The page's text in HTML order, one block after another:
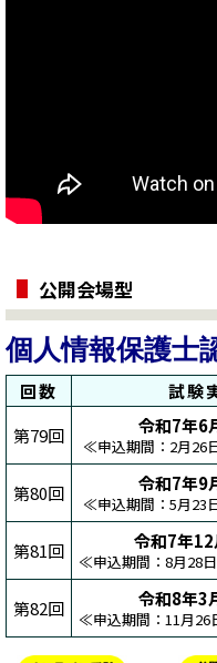
公開会場型
個人情報保護士
回数
試験
第79回
令和7年6
≪申込期間：2月26
第80回 令和7年9
≪申込期間：5月23
第81回 令和7年
≪申込期間：8月28
第82回 令和8年3
≪申込期間：11月26